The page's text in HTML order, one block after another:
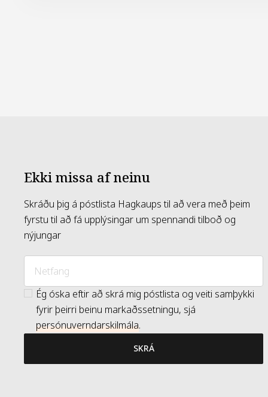
Ekki missa af neinu
Skráðu þig á póstlista Hagkaups til að vera með þeim
fyrstu til að fá upplýsingar um spennandi tilboð og
nýjungar
Ég óska eftir að skrá mig póstlista og veiti samþykki
fyrir þeirri beinu markaðssetningu, sjá
persónuverndarskilmála.
SKRÁ